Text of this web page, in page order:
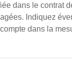
dans le contrat
Indiquez
dans la